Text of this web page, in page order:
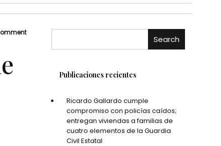
Search
Publicaciones recientes
Ricardo Gallardo cumple
compromiso con policías caídos;
entregan viviendas a familias de
cuatro elementos de la Guardia
Civil Estatal